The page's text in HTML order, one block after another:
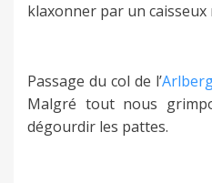
klaxonner par un caisseux
Passage du col de l’
Malgré tout nous
dégourdir les pattes.